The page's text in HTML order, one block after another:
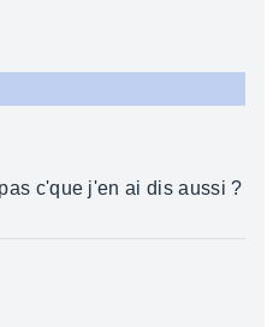
c'que j'en ai dis aussi ?